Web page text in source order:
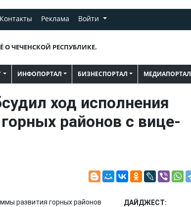
Контакты Реклама Войти
О ЧЕЧЕНСКОЙ РЕСПУБЛИКЕ.
ИНФОПОРТАЛ БИЗНЕСПОРТАЛ МЕДИАПОРТАЛ
ход исполнения
районов с вице-
ДАЙДЖЕСТ:
развития горных районов